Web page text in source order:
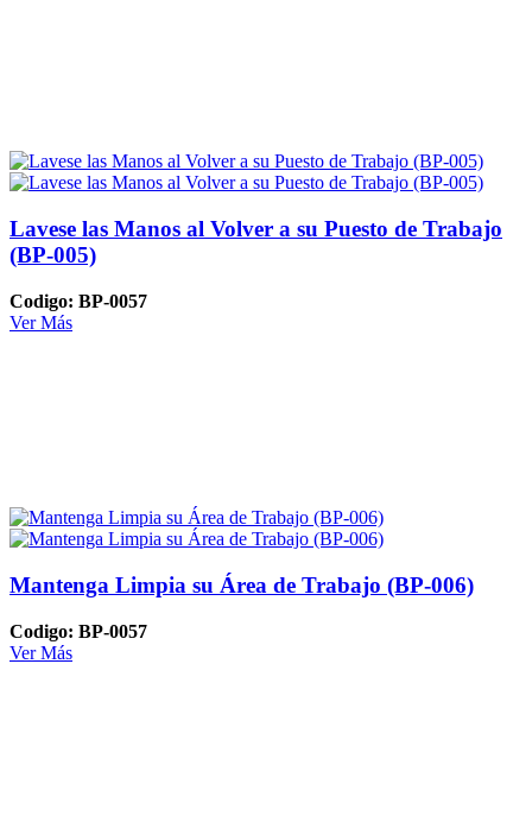
Lavese las Manos al Volver a su Puesto de Trabajo
(BP-005)
Codigo: BP-0057
Ver Más
Mantenga Limpia su Área de Trabajo (BP-006)
Codigo: BP-0057
Ver Más